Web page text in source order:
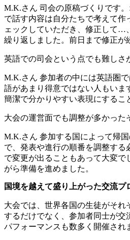
M.K.さん 司会の原稿づくりです
で話す内容は自分たちで考えて作
ェックしていただき、修正して…
繰り返しました。前日まで修正が
英語での司会という点でも難しさ
M.K.さん 参加者の中には英語圏
語があまり得意ではない人もいま
簡潔で分かりやすい表現にするこ
大会の運営面でも調整が多かった
M.K.さん 参加する国によって帰
で、発表や進行の順番を調整する
で変更が出ることもあって大変で
がら準備を進めました。
国境を越えて盛り上がった交流プ
大会では、世界各国の生徒がそれ
するだけでなく、参加者同士が交
パフォーマンスも数多く開催され